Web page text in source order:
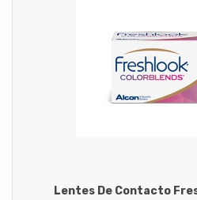
Lentes De Contacto